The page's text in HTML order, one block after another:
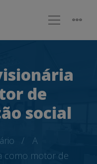
de
social
A
como motor de